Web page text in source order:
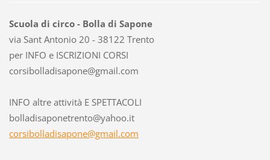
Scuola di circo - Bolla di Sapone
via Sant Antonio 20 - 38122 Trento
per INFO e ISCRIZIONI CORSI
corsibolladisapone@gmail.com
INFO altre attività E SPETTACOLI
bolladisaponetrento@yahoo.it
corsibolladisapone@gmail.com